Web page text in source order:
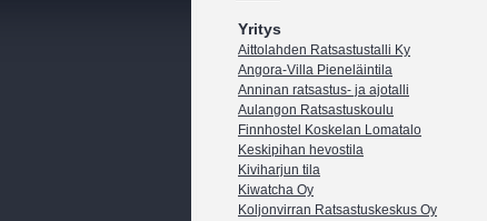
Yritys
Aittolahden Ratsastustalli Ky
Angora-Villa Pieneläintila
Anninan ratsastus- ja ajotalli
Aulangon Ratsastuskoulu
Finnhostel Koskelan Lomatalo
Keskipihan hevostila
Kiviharjun tila
Kiwatcha Oy
Koljonvirran Ratsastuskeskus Oy